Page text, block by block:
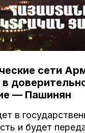
сети
— Пашинян
в
и будет